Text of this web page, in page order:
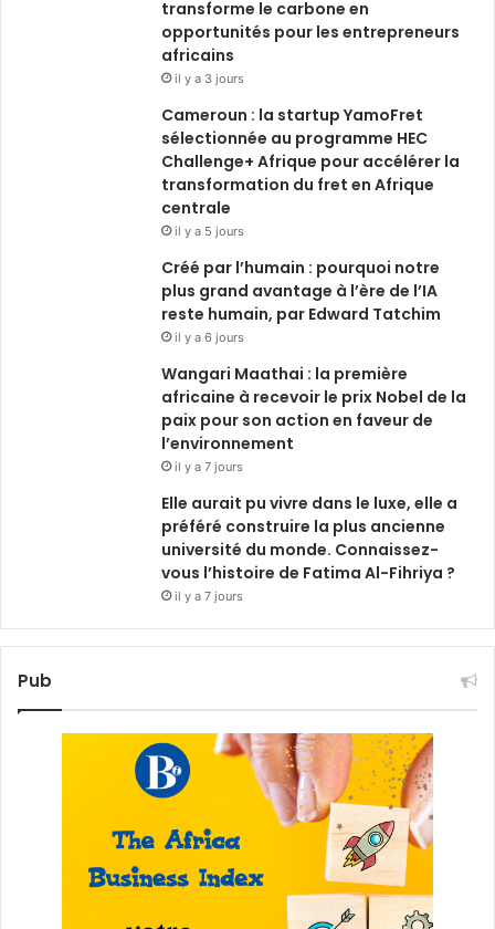
transforme le carbone en
opportunités pour les entrepreneurs
africains
il y a 3 jours
Cameroun : la startup YamoFret
sélectionnée au programme HEC
Challenge+ Afrique pour accélérer la
transformation du fret en Afrique
centrale
il y a 5 jours
Créé par l’humain : pourquoi notre
plus grand avantage à l’ère de l’IA
reste humain, par Edward Tatchim
il y a 6 jours
Wangari Maathai : la première
africaine à recevoir le prix Nobel de la
paix pour son action en faveur de
l’environnement
il y a 7 jours
Elle aurait pu vivre dans le luxe, elle a
préféré construire la plus ancienne
université du monde. Connaissez-
vous l’histoire de Fatima Al-Fihriya ?
il y a 7 jours
Pub